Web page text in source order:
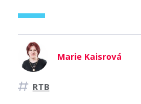
Marie Kaisrová
RTB